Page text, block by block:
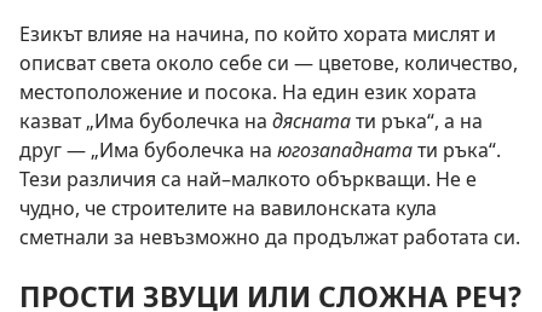
Езикът влияе на начина, по който хората мислят и
описват света около себе си — цветове, количество,
местоположение и посока. На един език хората
казват „Има буболечка на дяснатати ръка“, а на
друг — „Има буболечка на югозападнатати ръка“.
Тези различия са най–малкото объркващи. Не е
чудно, че строителите на вавилонската кула
сметнали за невъзможно да продължат работата си.
ПРОСТИ ЗВУЦИ ИЛИ СЛОЖНА РЕЧ?